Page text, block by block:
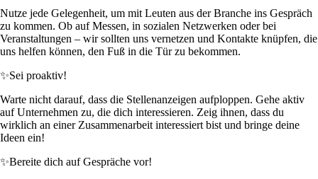
Nutze jede Gelegenheit, um mit Leuten aus der Branche ins Gespräch
zu kommen. Ob auf Messen, in sozialen Netzwerken oder bei
Veranstaltungen – wir sollten uns vernetzen und Kontakte knüpfen, die
uns helfen können, den Fuß in die Tür zu bekommen.
✨Sei proaktiv!
Warte nicht darauf, dass die Stellenanzeigen aufploppen. Gehe aktiv
auf Unternehmen zu, die dich interessieren. Zeig ihnen, dass du
wirklich an einer Zusammenarbeit interessiert bist und bringe deine
Ideen ein!
✨Bereite dich auf Gespräche vor!